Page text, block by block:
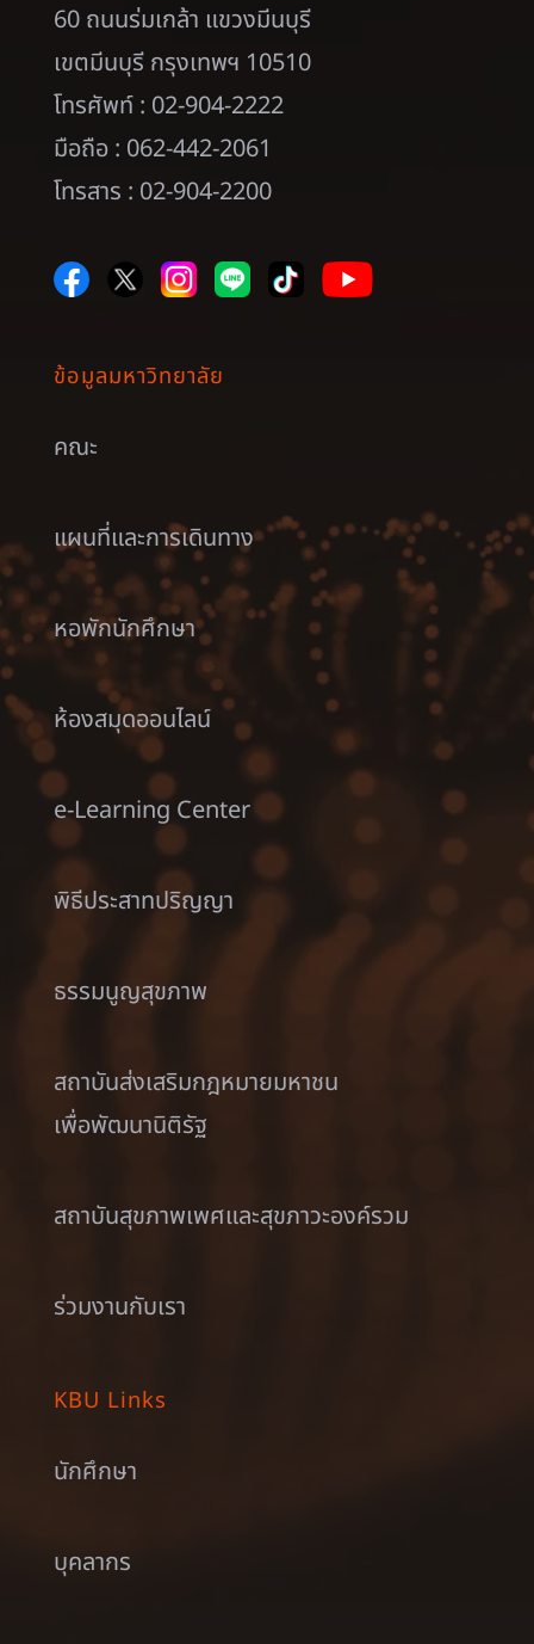
60 ถนนร่มเกล้า แขวงมีนบุรี
เขตมีนบุรี กรุงเทพฯ 10510
โทรศัพท์ : 02-904-2222
มือถือ : 062-442-2061
โทรสาร : 02-904-2200
ข้อมูลมหาวิทยาลัย
คณะ
แผนที่และการเดินทาง
หอพักนักศึกษา
ห้องสมุดออนไลน์
e-Learning Center
พิธีประสาทปริญญา
ธรรมนูญสุขภาพ
สถาบันส่งเสริมกฎหมายมหาชน
เพื่อพัฒนานิติรัฐ
สถาบันสุขภาพเพศและสุขภาวะองค์รวม
ร่วมงานกับเรา
KBU Links
นักศึกษา
บุคลากร